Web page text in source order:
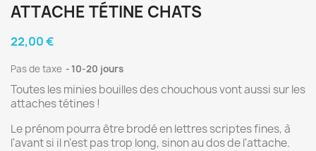
ATTACHE TÉTINE CHATS
22,00 €
Pas de taxe 10-20 jours
Toutes les minies bouilles des chouchous vont aussi sur les
attaches tétines !
Le prénom pourra être brodé en lettres scriptes fines, à
l'avant si il n'est pas trop long, sinon au dos de l'attache.